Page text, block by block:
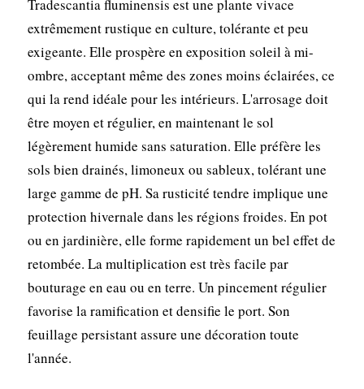
Tradescantia fluminensis est une plante vivace
extrêmement rustique en culture, tolérante et peu
exigeante. Elle prospère en exposition soleil à mi-
ombre, acceptant même des zones moins éclairées, ce
qui la rend idéale pour les intérieurs. L'arrosage doit
être moyen et régulier, en maintenant le sol
légèrement humide sans saturation. Elle préfère les
sols bien drainés, limoneux ou sableux, tolérant une
large gamme de pH. Sa rusticité tendre implique une
protection hivernale dans les régions froides. En pot
ou en jardinière, elle forme rapidement un bel effet de
retombée. La multiplication est très facile par
bouturage en eau ou en terre. Un pincement régulier
favorise la ramification et densifie le port. Son
feuillage persistant assure une décoration toute
l'année.